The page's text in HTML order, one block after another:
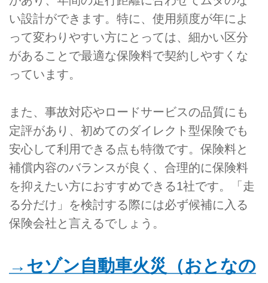
い設計ができます。特に、使用頻度が年によ
って変わりやすい方にとっては、細かい区分
があることで最適な保険料で契約しやすくな
っています。
また、事故対応やロードサービスの品質にも
定評があり、初めてのダイレクト型保険でも
安心して利用できる点も特徴です。保険料と
補償内容のバランスが良く、合理的に保険料
を抑えたい方におすすめできる1社です。「走
る分だけ」を検討する際には必ず候補に入る
保険会社と言えるでしょう。
→セゾン自動車火災（おとなの